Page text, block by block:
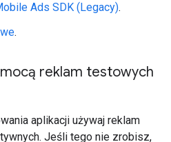
Ads SDK (Legacy).
.
reklam testowych
aplikacji używaj reklam
Jeśli tego nie zrobisz,